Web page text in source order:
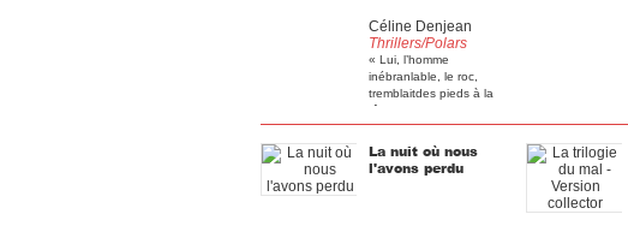
Céline Denjean
Thrillers/Polars
« Lui, l’homme
inébranlable, le roc,
tremblaitdes pieds à la
tête, [...]
La nuit où nous
l'avons perdu